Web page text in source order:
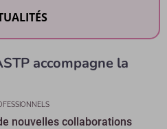
accompagne la
nouvelles collaborations